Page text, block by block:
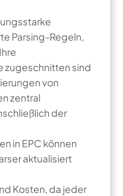
Parsing-Regeln,
zugeschnitten sind
von
zentral
der
in EPC können
aktualisiert
Kosten, da jeder